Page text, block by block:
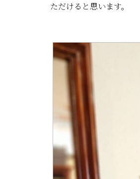
ただけると思います。